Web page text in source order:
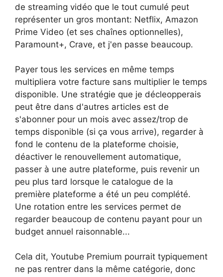
de streaming vidéo que le tout cumulé peut
représenter un gros montant: Netflix, Amazon
Prime Video (et ses chaînes optionnelles),
Paramount+, Crave, et j'en passe beaucoup.
Payer tous les services en même temps
multipliera votre facture sans multiplier le temps
disponible. Une stratégie que je décleopperais
peut être dans d'autres articles est de
s'abonner pour un mois avec assez/trop de
temps disponible (si ça vous arrive), regarder à
fond le contenu de la plateforme choisie,
déactiver le renouvellement automatique,
passer à une autre plateforme, puis revenir un
peu plus tard lorsque le catalogue de la
première plateforme a été un peu complété.
Une rotation entre les services permet de
regarder beaucoup de contenu payant pour un
budget annuel raisonnable...
Cela dit, Youtube Premium pourrait typiquement
ne pas rentrer dans la même catégorie, donc